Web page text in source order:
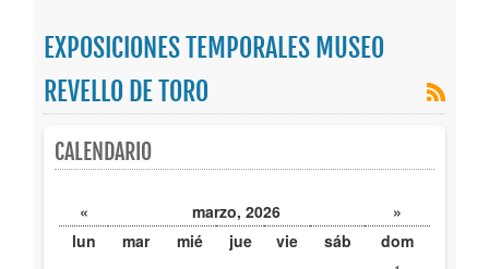
Banda Municipal de Música
Publicaciones
Trámites
Newsletter
EXPOSICIONES TEMPORALES MUSEO
REVELLO DE TORO
CALENDARIO
« marzo, 2026
»
lun
mar mié jue vie sáb dom